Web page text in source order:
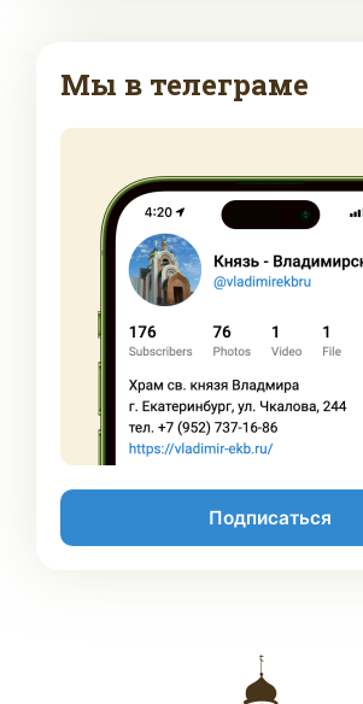
Мы в телеграме
Подписаться